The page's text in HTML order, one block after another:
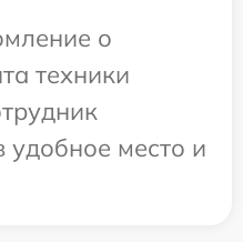
о
техники
удобное место и